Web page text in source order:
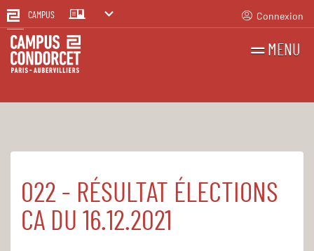
CAMPUS Connexion
MENU
Accueil Le Campus
Établissement public
Registre des actes administratifs
022 - RÉSULTAT ÉLECTIONS
CA DU 16.12.2021